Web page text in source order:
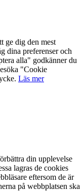
ge dig den mest
dina preferenser och
alla" godkänner du
"Cookie
Läs mer
din upplevelse
lagras de cookies
eftersom de är
på webbplatsen ska